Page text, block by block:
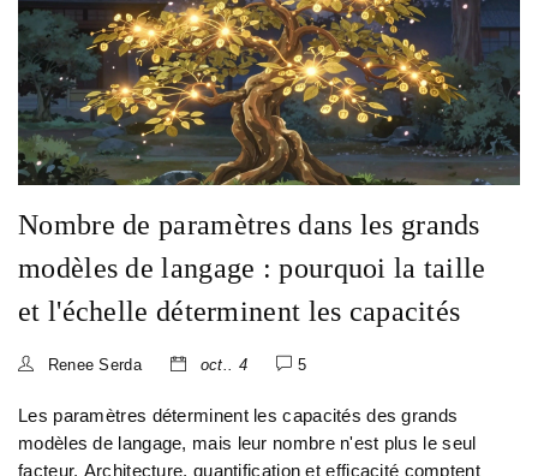
Nombre de paramètres dans les grands
modèles de langage : pourquoi la taille
et l'échelle déterminent les capacités
Renee Serda oct.. 4 5
Les paramètres déterminent les capacités des grands
modèles de langage, mais leur nombre n'est plus le seul
facteur. Architecture, quantification et efficacité comptent